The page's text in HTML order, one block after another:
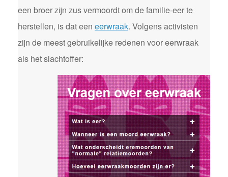
een broer zijn zus vermoordt om de familie-eer te
herstellen, is dat een eerwraak. Volgens activisten
zijn de meest gebruikelijke redenen voor eerwraak
als het slachtoffer: